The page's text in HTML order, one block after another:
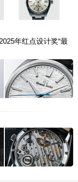
年红点设计奖“最